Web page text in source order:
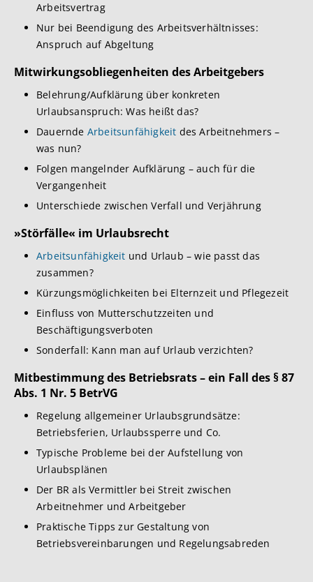
Arbeitsvertrag
Nur bei Beendigung des Arbeitsverhältnisses:
Anspruch auf Abgeltung
Mitwirkungsobliegenheiten des Arbeitgebers
Belehrung/Aufklärung über konkreten
Urlaubsanspruch: Was heißt das?
Dauernde Arbeitsunfähigkeit des Arbeitnehmers –
was nun?
Folgen mangelnder Aufklärung – auch für die
Vergangenheit
Unterschiede zwischen Verfall und Verjährung
»Störfälle« im Urlaubsrecht
Arbeitsunfähigkeit und Urlaub – wie passt das
zusammen?
Kürzungsmöglichkeiten bei Elternzeit und Pflegezeit
Einfluss von Mutterschutzzeiten und
Beschäftigungsverboten
Sonderfall: Kann man auf Urlaub verzichten?
Mitbestimmung des Betriebsrats – ein Fall des § 87
Abs. 1 Nr. 5 BetrVG
Regelung allgemeiner Urlaubsgrundsätze:
Betriebsferien, Urlaubssperre und Co.
Typische Probleme bei der Aufstellung von
Urlaubsplänen
Der BR als Vermittler bei Streit zwischen
Arbeitnehmer und Arbeitgeber
Praktische Tipps zur Gestaltung von
Betriebsvereinbarungen und Regelungsabreden